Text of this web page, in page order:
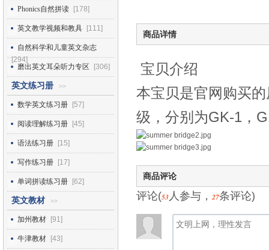
Phonics自然拼读 [178]
英文教学视频和教具 [111]
自然科学和儿童英文杂志
[294]
磨出英文耳朵听力专区
[306]
英文练习册 >>
数学英文练习册 [57]
阅读理解练习册 [45]
语法练习册 [15]
写作练习册 [17]
单词拼读练习册 [62]
英文教材 >>
加州教材 [91]
牛津教材 [43]
商品详情
宝贝介绍
本宝贝是官网购买
级，分别为GK-1，
商品评论
评论(53人参与，27条评论)